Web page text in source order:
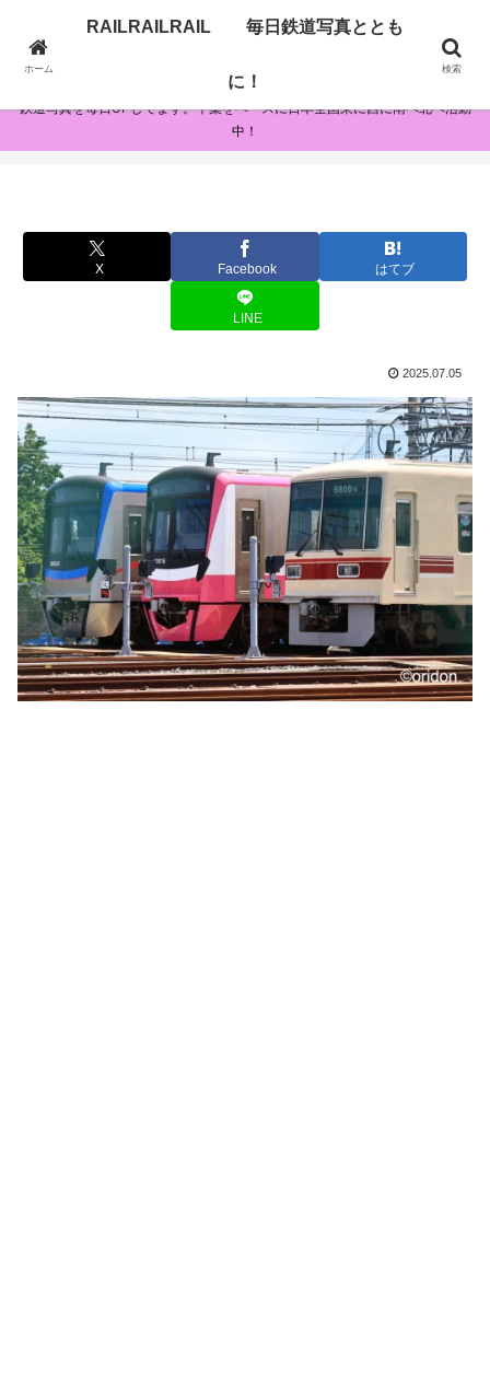
RAILRAILRAIL 毎日鉄道写真とともに！
鉄道写真を毎日UPしてます。千葉をベースに日本全国東に西に南へ北へ活動
中！
X Facebook はてブ
LINE
2025.07.05
ホーム
RAILRAILRAIL 毎日鉄道写真ととも
に！
検索